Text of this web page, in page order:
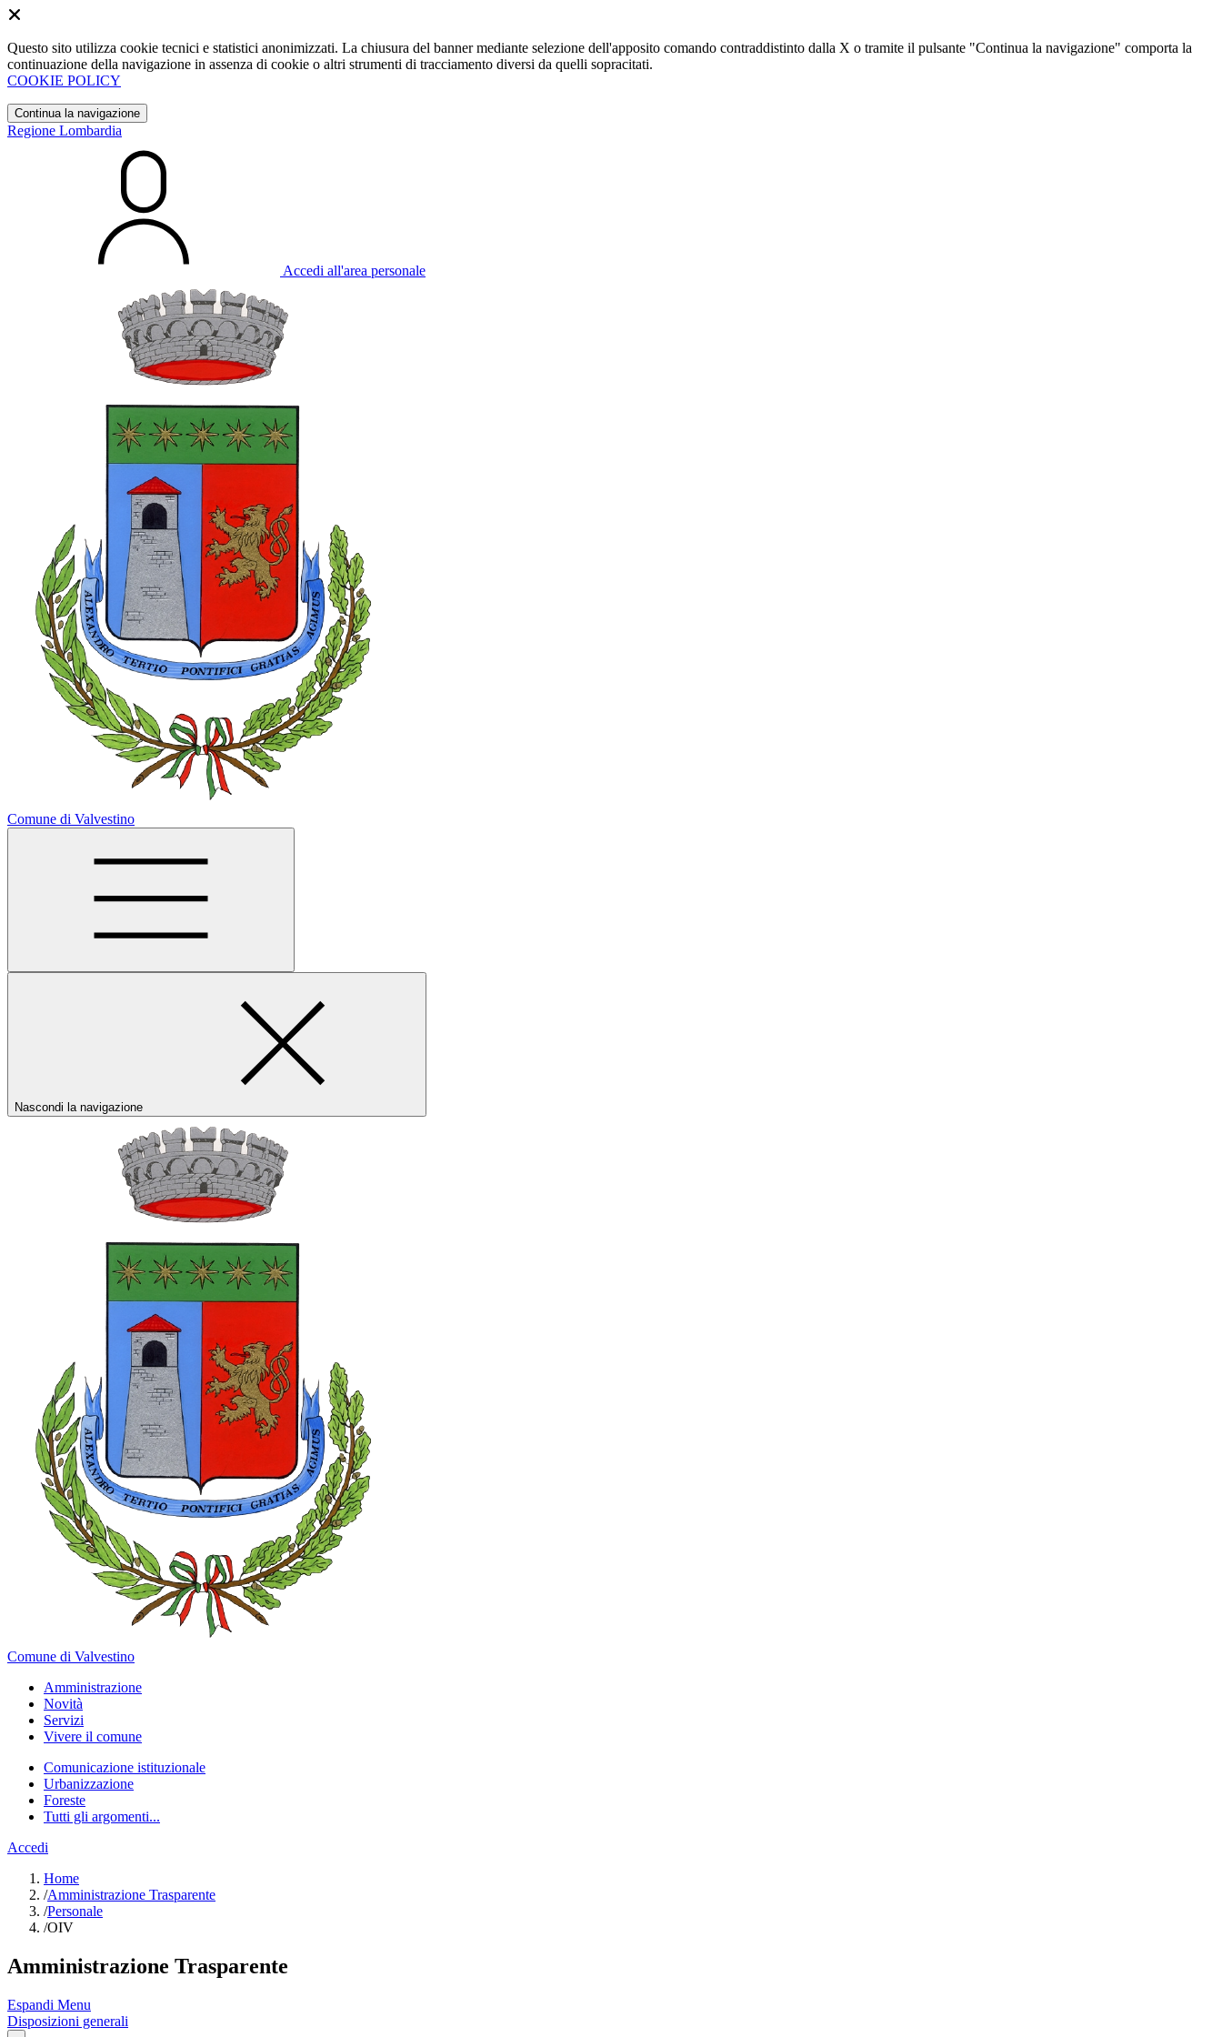
Questo sito utilizza cookie tecnici e statistici anonimizzati. La chiusura del banner mediante selezione dell'apposito comando contraddistinto dalla X o tramite il pulsante "Continua la navigazione" comporta la
continuazione della navigazione in assenza di cookie o altri strumenti di tracciamento diversi da quelli sopracitati.
COOKIE POLICY
Continua la navigazione
Regione Lombardia
Accedi all'area personale
Comune di Valvestino
Nascondi la navigazione
Comune di Valvestino
Amministrazione
Novità
Servizi
Vivere il comune
Comunicazione istituzionale
Urbanizzazione
Foreste
Tutti gli argomenti...
Accedi
Home
/Amministrazione Trasparente
/Personale
/OIV
Amministrazione Trasparente
Espandi Menu
Disposizioni generali